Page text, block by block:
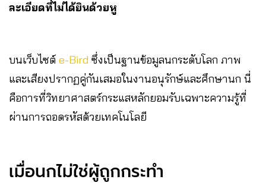
ละเอียดที่ไม่ได้ยินด้วยหู
บนเว็บไซต์ e-Bird ซึ่งเป็นฐานข้อมูลนกระดับโลก ภาพ
และเสียงปรากฏคู่กันเสมอในงานอนุรักษ์และศึกษานก นี่
คือการที่วิทยาศาสตร์กระแสหลักยอมรับเฉพาะความรู้ที่
ผ่านการถอดรหัสด้วยเทคโนโลยี
เมื่อนกไม่ใช่ผู้ถูกกระทำ